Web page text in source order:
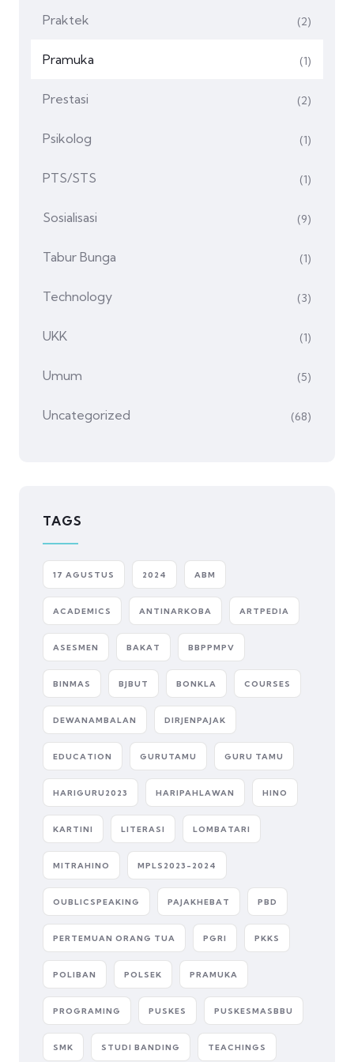
Praktek (2)
Pramuka (1)
Prestasi (2)
Psikolog (1)
PTS/STS (1)
Sosialisasi (9)
Tabur Bunga (1)
Technology (3)
UKK (1)
Umum (5)
Uncategorized (68)
TAGS
17 AGUSTUS 2024 ABM
ACADEMICS ANTINARKOBA ARTPEDIA
ASESMEN BAKAT BBPPMPV
BINMAS BJBUT BONKLA COURSES
DEWANAMBALAN DIRJENPAJAK
EDUCATION GURUTAMU GURU TAMU
HARIGURU2023 HARIPAHLAWAN HINO
KARTINI LITERASI LOMBATARI
MITRAHINO MPLS2023-2024
OUBLICSPEAKING PAJAKHEBAT PBD
PERTEMUAN ORANG TUA PGRI PKKS
POLIBAN POLSEK PRAMUKA
PROGRAMING PUSKES PUSKESMASBBU
SMK STUDI BANDING TEACHINGS